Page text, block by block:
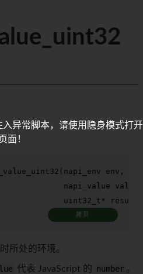
(napi_env env,
napi_value value,
uint32_t* result)
拷贝
所处的环境。
代表 JavaScript 的 number 。
异常脚本，请使用隐身模式打开
页面！